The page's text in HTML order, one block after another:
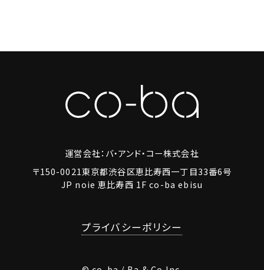
運営会社：バ・アンド・コー株式会社
〒150-0021東京都渋谷区恵比寿西一丁目33番6号
JP noie 恵比寿西 1F co-ba ebisu
プライバシーポリシー